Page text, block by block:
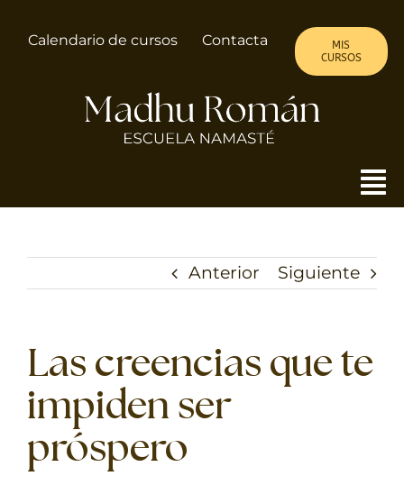
Calendario de cursos Contacta
MIS
CURSOS
ALMA DE MUJER
CURSOS
TERAPIAS
RETIROS
Anterior Siguiente
Las creencias que te
impiden ser
próspero